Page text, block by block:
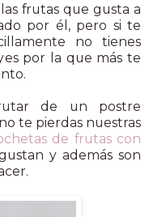
frutas que gusta a
por él, pero si te
no tienes
por la que más te
de un postre
te pierdas nuestras
de frutas con
y además son